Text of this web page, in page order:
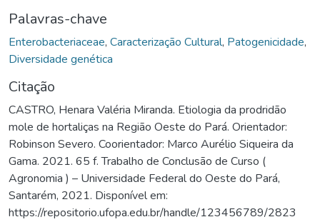
Palavras-chave
Enterobacteriaceae, Caracterização Cultural, Patogenicidade,
Diversidade genética
Citação
CASTRO, Henara Valéria Miranda. Etiologia da prodridão
mole de hortaliças na Região Oeste do Pará. Orientador:
Robinson Severo. Coorientador: Marco Aurélio Siqueira da
Gama. 2021. 65 f. Trabalho de Conclusão de Curso (
Agronomia ) – Universidade Federal do Oeste do Pará,
Santarém, 2021. Disponível em:
https://repositorio.ufopa.edu.br/handle/123456789/2823